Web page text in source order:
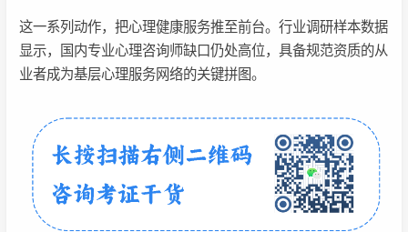
这一系列动作，把心理健康服务推至前台。行业调研样本数据
显示，国内专业心理咨询师缺口仍处高位，具备规范资质的从
业者成为基层心理服务网络的关键拼图。